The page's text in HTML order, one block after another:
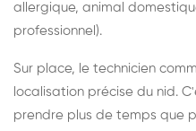
allergique, animal
professionnel).
Sur place, le technicien
localisation précise du nid.
prendre plus de temps que